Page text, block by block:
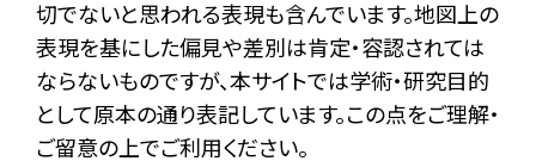
切でないと思われる表現も含んでいます。地図上の
表現を基にした偏見や差別は肯定・容認されては
ならないものですが、本サイトでは学術・研究目的
として原本の通り表記しています。この点をご理解・
ご留意の上でご利用ください。